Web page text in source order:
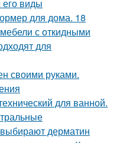
его виды
для дома. 18
с откидными
для
своими руками.
для ванной.
дерматин